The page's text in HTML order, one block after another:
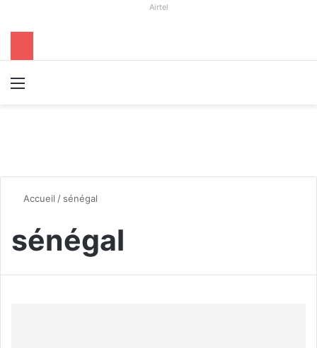
Airtel
Accueil / sénégal
sénégal